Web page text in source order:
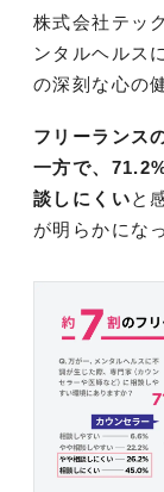
株式会社テッ
ンタルヘルス
の深刻な心の
フリーランス
一方で、
談しにくいと
が明らかにな